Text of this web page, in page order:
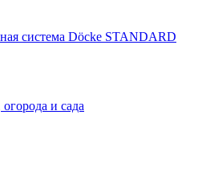
система Döcke STANDARD
и сада